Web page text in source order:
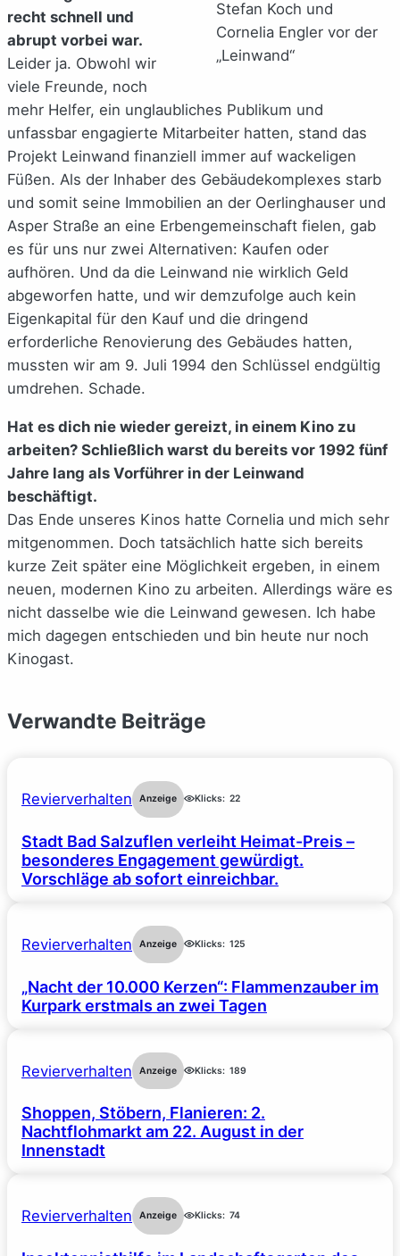
Stefan Koch und
Cornelia Engler vor der
„Leinwand“
recht schnell und
abrupt vorbei war.
Leider ja. Obwohl wir
viele Freunde, noch
mehr Helfer, ein unglaubliches Publikum und
unfassbar engagierte Mitarbeiter hatten, stand das
Projekt Leinwand finanziell immer auf wackeligen
Füßen. Als der Inhaber des Gebäudekomplexes starb
und somit seine Immobilien an der Oerlinghauser und
Asper Straße an eine Erbengemeinschaft fielen, gab
es für uns nur zwei Alternativen: Kaufen oder
aufhören. Und da die Leinwand nie wirklich Geld
abgeworfen hatte, und wir demzufolge auch kein
Eigenkapital für den Kauf und die dringend
erforderliche Renovierung des Gebäudes hatten,
mussten wir am 9. Juli 1994 den Schlüssel endgültig
umdrehen. Schade.
Hat es dich nie wieder gereizt, in einem Kino zu
arbeiten? Schließlich warst du bereits vor 1992 fünf
Jahre lang als Vorführer in der Leinwand
beschäftigt.
Das Ende unseres Kinos hatte Cornelia und mich sehr
mitgenommen. Doch tatsächlich hatte sich bereits
kurze Zeit später eine Möglichkeit ergeben, in einem
neuen, modernen Kino zu arbeiten. Allerdings wäre es
nicht dasselbe wie die Leinwand gewesen. Ich habe
mich dagegen entschieden und bin heute nur noch
Kinogast.
Verwandte Beiträge
Revierverhalten Anzeige Klicks: 22
Stadt Bad Salzuflen verleiht Heimat-Preis –
besonderes Engagement gewürdigt.
Vorschläge ab sofort einreichbar.
Revierverhalten Anzeige Klicks: 125
„Nacht der 10.000 Kerzen“: Flammenzauber im
Kurpark erstmals an zwei Tagen
Revierverhalten Anzeige Klicks: 189
Shoppen, Stöbern, Flanieren: 2.
Nachtflohmarkt am 22. August in der
Innenstadt
Revierverhalten Anzeige Klicks: 74